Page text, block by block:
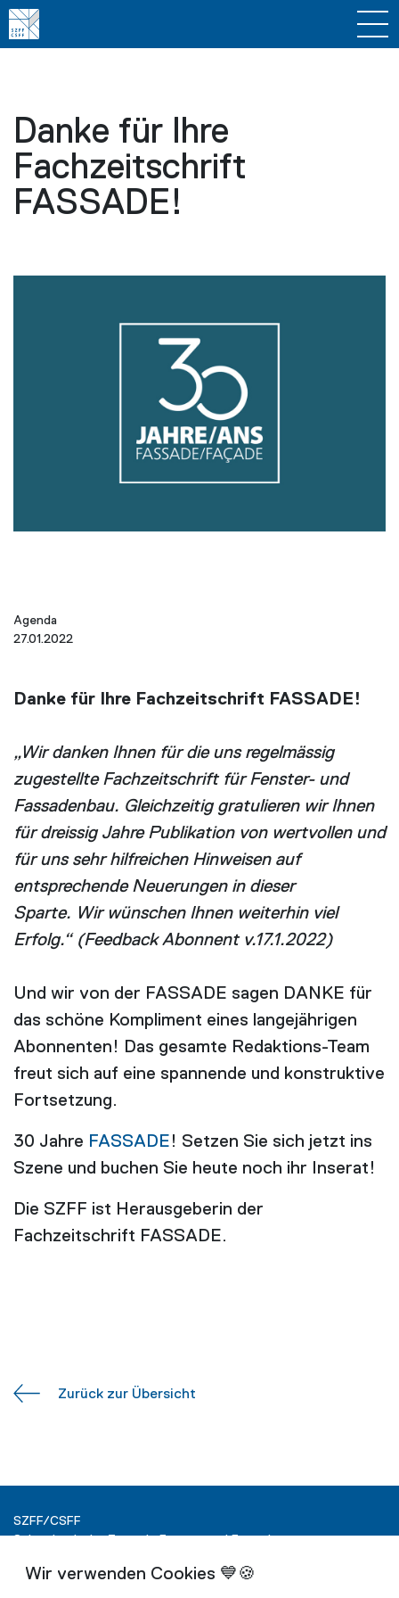
Danke für Ihre
Fachzeitschrift
FASSADE!
Agenda
27.01.2022
Danke für Ihre Fachzeitschrift FASSADE!
„Wir danken Ihnen für die uns regelmässig
zugestellte Fachzeitschrift für Fenster- und
Fassadenbau. Gleichzeitig gratulieren wir Ihnen
für dreissig Jahre Publikation von wertvollen und
für uns sehr hilfreichen Hinweisen auf
entsprechende Neuerungen in dieser
Sparte. Wir wünschen Ihnen weiterhin viel
Erfolg.“ (Feedback Abonnent v.17.1.2022)
Und wir von der FASSADE sagen DANKE für
das schöne Kompliment eines langejährigen
Abonnenten! Das gesamte Redaktions-Team
freut sich auf eine spannende und konstruktive
Fortsetzung.
30 Jahre FASSADE ! Setzen Sie sich jetzt ins
Szene und buchen Sie heute noch ihr Inserat!
Die SZFF ist Herausgeberin der
Fachzeitschrift FASSADE.
Zurück zur Übersicht
SZFF/CSFF
Schweizerische Zentrale Fenster und Fassaden
Postfach